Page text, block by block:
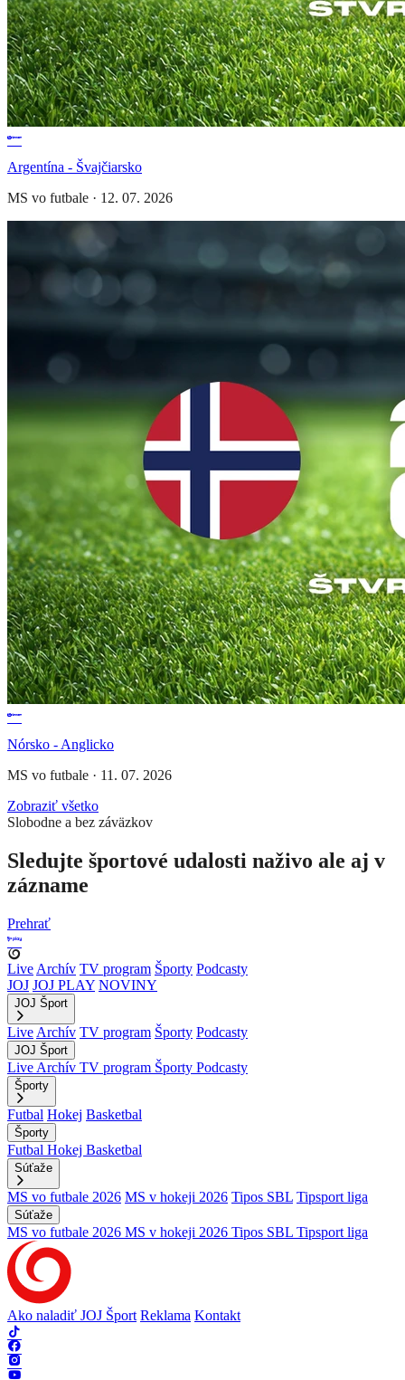
Argentína - Švajčiarsko
MS vo futbale · 12. 07. 2026
Nórsko - Anglicko
MS vo futbale · 11. 07. 2026
Zobraziť všetko
Slobodne a bez záväzkov
Sledujte športové udalosti naživo ale aj v
zázname
Prehrať
Live Archív TV program Športy Podcasty
JOJ JOJ PLAY NOVINY
JOJ Šport
Live Archív TV program Športy Podcasty
JOJ Šport
Live Archív TV program Športy Podcasty
Športy
Futbal Hokej Basketbal
Športy
Futbal Hokej Basketbal
Súťaže
MS vo futbale 2026 MS v hokeji 2026 Tipos SBL Tipsport liga
Súťaže
MS vo futbale 2026 MS v hokeji 2026 Tipos SBL Tipsport liga
Ako naladiť JOJ Šport Reklama Kontakt